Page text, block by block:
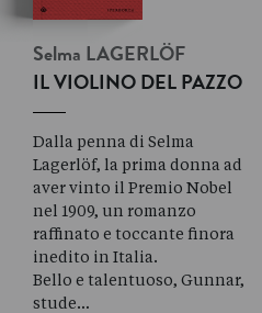
Selma LAGERLÖF
IL VIOLINO DEL PAZZO
Dalla penna di Selma
Lagerlöf, la prima donna ad
aver vinto il Premio Nobel
nel 1909, un romanzo
raffinato e toccante finora
inedito in Italia.
Bello e talentuoso, Gunnar,
stude…